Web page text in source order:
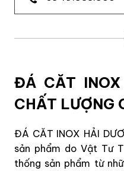
ĐÁ CĂT
CHẤT LƯỢNG
ĐÁ CĂT INOX HẢI
sản phẩm do Vật Tư
thống sản phẩm từ